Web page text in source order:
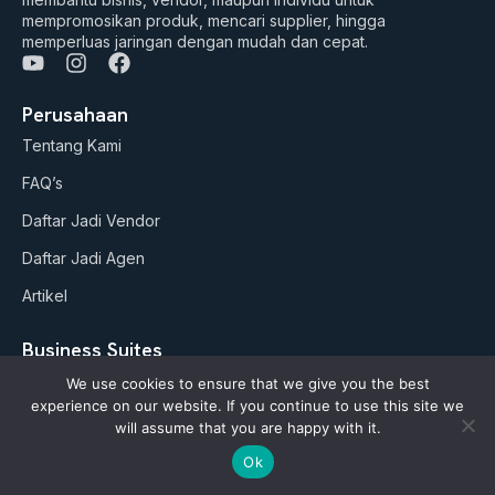
mempromosikan produk, mencari supplier, hingga
memperluas jaringan dengan mudah dan cepat.
Y
u
t
u
b
e
I
s
t
a
a
F
c
e
b
k
Perusahaan
Tentang Kami
FAQ’s
Daftar Jadi Vendor
Daftar Jadi Agen
Artikel
Business Suites
Paket Google ADS
AI Studio (soon)
We use cookies to ensure that we give you the best
experience on our website. If you continue to use this site we
will assume that you are happy with it.
Ok